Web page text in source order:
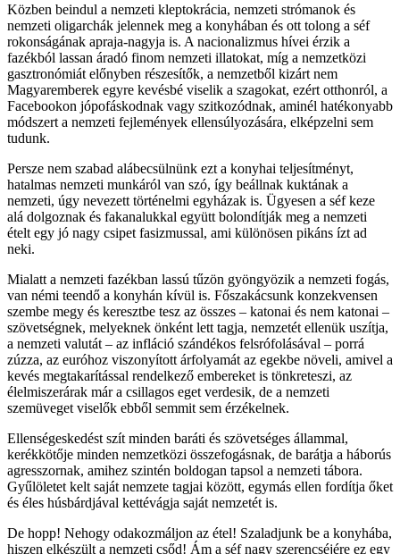
Közben beindul a nemzeti kleptokrácia, nemzeti strómanok és
nemzeti oligarchák jelennek meg a konyhában és ott tolong a séf
rokonságának apraja-nagyja is. A nacionalizmus hívei érzik a
fazékból lassan áradó finom nemzeti illatokat, míg a nemzetközi
gasztronómiát előnyben részesítők, a nemzetből kizárt nem
Magyaremberek egyre kevésbé viselik a szagokat, ezért otthonról, a
Facebookon jópofáskodnak vagy szitkozódnak, aminél hatékonyabb
módszert a nemzeti fejlemények ellensúlyozására, elképzelni sem
tudunk.
Persze nem szabad alábecsülnünk ezt a konyhai teljesítményt,
hatalmas nemzeti munkáról van szó, így beállnak kuktának a
nemzeti, úgy nevezett történelmi egyházak is. Ügyesen a séf keze
alá dolgoznak és fakanalukkal együtt bolondítják meg a nemzeti
ételt egy jó nagy csipet fasizmussal, ami különösen pikáns ízt ad
neki.
Mialatt a nemzeti fazékban lassú tűzön gyöngyözik a nemzeti fogás,
van némi teendő a konyhán kívül is. Főszakácsunk konzekvensen
szembe megy és keresztbe tesz az összes – katonai és nem katonai –
szövetségnek, melyeknek önként lett tagja, nemzetét ellenük uszítja,
a nemzeti valutát – az infláció szándékos felsrófolásával – porrá
zúzza, az euróhoz viszonyított árfolyamát az egekbe növeli, amivel a
kevés megtakarítással rendelkező embereket is tönkreteszi, az
élelmiszerárak már a csillagos eget verdesik, de a nemzeti
szemüveget viselők ebből semmit sem érzékelnek.
Ellenségeskedést szít minden baráti és szövetséges állammal,
kerékkötője minden nemzetközi összefogásnak, de barátja a háborús
agresszornak, amihez szintén boldogan tapsol a nemzeti tábora.
Gyűlöletet kelt saját nemzete tagjai között, egymás ellen fordítja őket
és éles húsbárdjával kettévágja saját nemzetét is.
De hopp! Nehogy odakozmáljon az étel! Szaladjunk be a konyhába,
hiszen elkészült a nemzeti csőd! Ám a séf nagy szerencséjére ez egy